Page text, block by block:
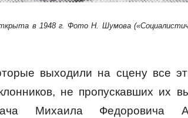
в 1948 г. Фото Н. Шумова
выходили на сцену все
не пропускавших их
Михаила Федоровича